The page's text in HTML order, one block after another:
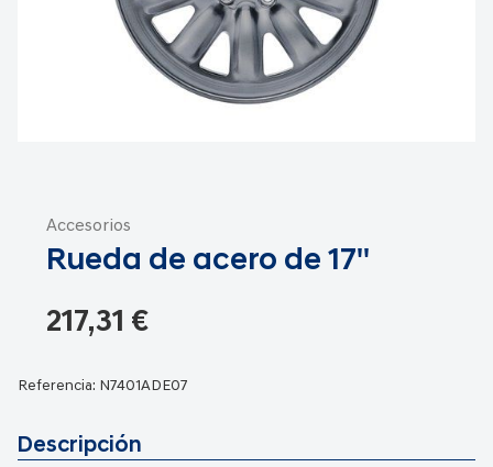
Accesorios
Rueda de acero de 17''
217,31 €
Referencia: N7401ADE07
Descripción
comienzo
galería